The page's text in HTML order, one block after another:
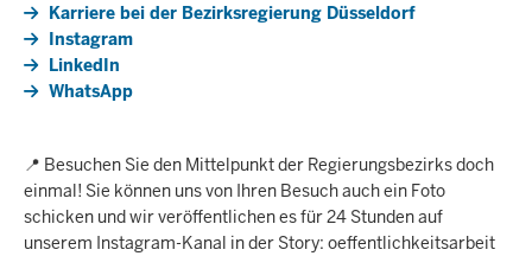
Karriere bei der Bezirksregierung Düsseldorf
Instagram
LinkedIn
WhatsApp
📍 Besuchen Sie den Mittelpunkt der Regierungsbezirks doch
einmal! Sie können uns von Ihren Besuch auch ein Foto
schicken und wir veröffentlichen es für 24 Stunden auf
unserem Instagram-Kanal in der Story: oeffentlichkeitsarbeit